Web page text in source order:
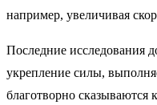
например, увеличивая
Последние исследования
укрепление силы,
благотворно